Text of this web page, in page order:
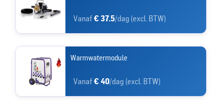
Vanaf€ 37.5/dag (excl. BTW)
Warmwatermodule
Vanaf€ 40/dag (excl. BTW)